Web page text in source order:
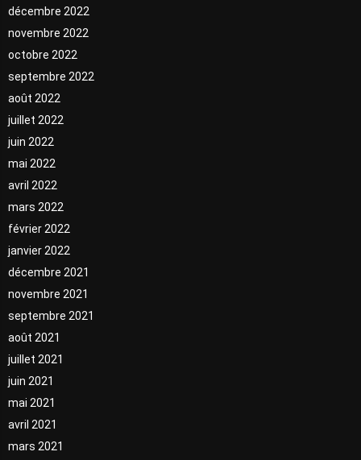
décembre 2022
novembre 2022
octobre 2022
septembre 2022
août 2022
juillet 2022
juin 2022
mai 2022
avril 2022
mars 2022
février 2022
janvier 2022
décembre 2021
novembre 2021
septembre 2021
août 2021
juillet 2021
juin 2021
mai 2021
avril 2021
mars 2021